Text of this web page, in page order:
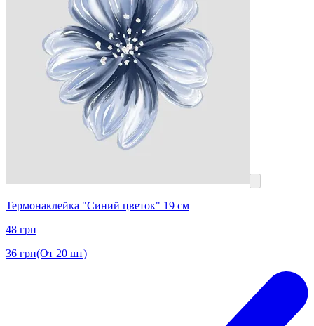
Термонаклейка "Синий цветок" 19 см
48 грн
36 грн(От 20 шт)